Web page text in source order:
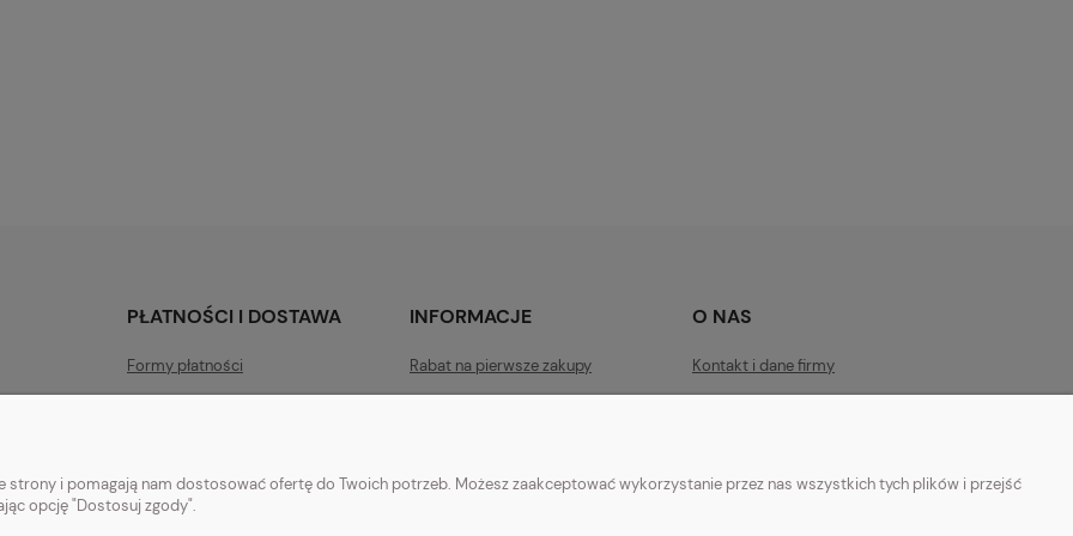
PŁATNOŚCI I DOSTAWA
Formy płatności
Czas i koszty dostawy
INFORMACJE
Rabat na pierwsze zakupy
Polityka prywatności
O NAS
Kontakt i dane firmy
Facebook
strony i pomagają nam dostosować ofertę do Twoich potrzeb. Możesz zaakceptować wykorzystanie przez nas wszystkich tych plików i przejść
opcję "Dostosuj zgody".